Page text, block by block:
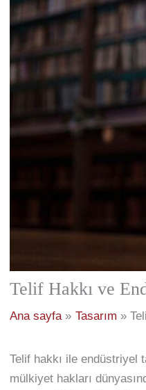
Telif Hakkı ve
Ana sayfa Tasarım
Telif hakkı ile endüstriyel
mülkiyet hakları